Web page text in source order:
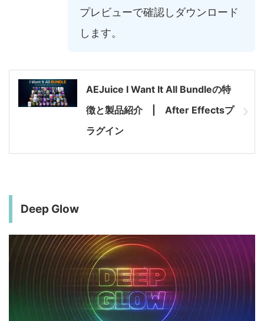
プレビューで確認しダウンロード
します。
AEJuice I Want It All Bundleの特
徴と製品紹介 | After Effectsプ
ラグイン
Deep Glow